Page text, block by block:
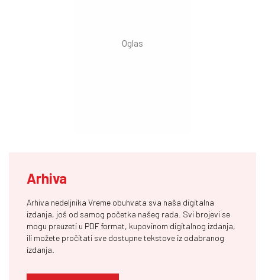
Arhiva
Arhiva nedeljnika Vreme obuhvata sva naša digitalna
izdanja, još od samog početka našeg rada. Svi brojevi se
mogu preuzeti u PDF format, kupovinom digitalnog izdanja,
ili možete pročitati sve dostupne tekstove iz odabranog
izdanja.